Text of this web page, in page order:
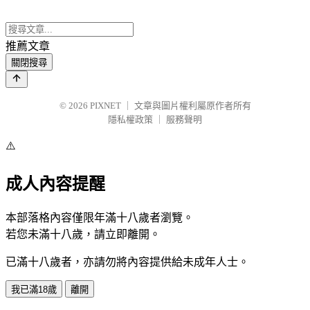
推薦文章
關閉搜尋
© 2026 PIXNET
文章與圖片權利屬原作者所有
隱私權政策
服務聲明
⚠️
成人內容提醒
本部落格內容僅限年滿十八歲者瀏覽。
若您未滿十八歲，請立即離開。
已滿十八歲者，亦請勿將內容提供給未成年人士。
我已滿18歲 離開